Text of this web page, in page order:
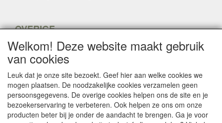
OVERIGE
Veteranen
Nieuws
Inkoop
Herroepingslink aanvragen
Copyright Dump Company2009-2025 Webmaster: Dump
Company
Welkom! Deze website maakt gebruik
van cookies
Leuk dat je onze site bezoekt. Geef hier aan welke cookies we
mogen plaatsen. De noodzakelijke cookies verzamelen geen
persoonsgegevens. De overige cookies helpen ons de site en je
bezoekerservaring te verbeteren. Ook helpen ze ons om onze
producten beter bij je onder de aandacht te brengen. Ga je voor